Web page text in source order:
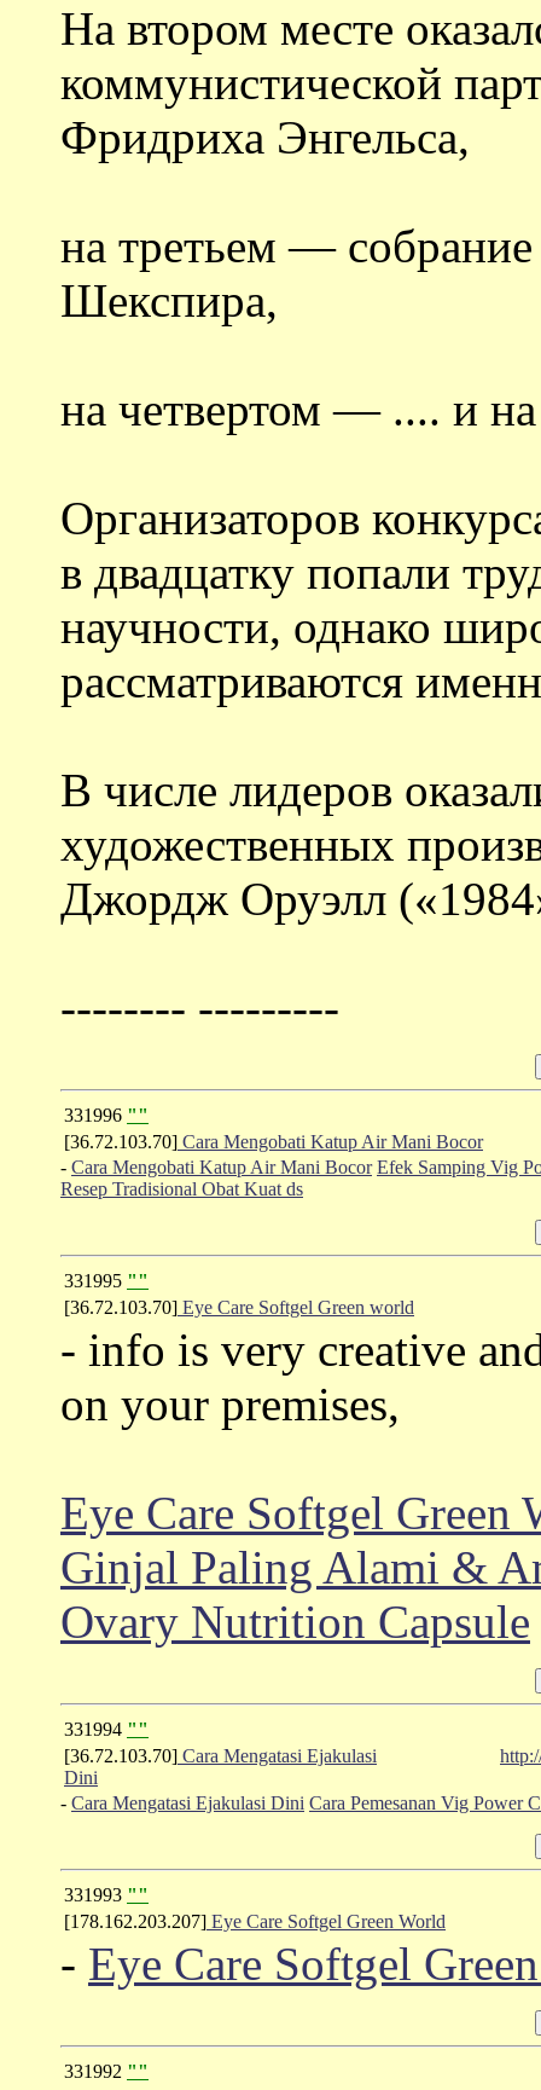
На втором месте
коммунистической
Фридриха Энгельса,
на третьем —
Шекспира,
на четвертом — .... и
Организаторов
в двадцатку попали
научности, однако
рассматриваются
В числе лидеров
художественных
Джордж Оруэлл
-------- ---------
331996 ""
[36.72.103.70] Cara Mengobati Katup Air Mani Bocor
- Cara Mengobati Katup Air Mani Bocor Efek Samping Vig
Resep Tradisional Obat Kuat ds
331995 ""
[36.72.103.70] Eye Care Softgel Green world
- info is very creative
on your premises,
Eye Care Softgel Green
Ginjal Paling Alami &
Ovary Nutrition Capsule
331994 ""
[36.72.103.70] Cara Mengatasi Ejakulasi
Dini
- Cara Mengatasi Ejakulasi Dini Cara Pemesanan Vig Power
331993 ""
[178.162.203.207] Eye Care Softgel Green World
- Eye Care Softgel
331992 ""